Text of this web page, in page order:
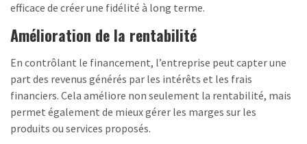
efficace de créer une fidélité à long terme.
Amélioration de la rentabilité
En contrôlant le financement, l’entreprise peut capter une
part des revenus générés par les intérêts et les frais
financiers. Cela améliore non seulement la rentabilité, mais
permet également de mieux gérer les marges sur les
produits ou services proposés.